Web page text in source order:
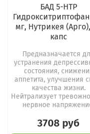
БАД 5-HTP
Гидрокситриптофан
мг, Нутрикея
капс
Предназначается
устранения
состояния,
аппетита, улучшения
качества жизни.
Нейтрализует
нервное
3708 руб